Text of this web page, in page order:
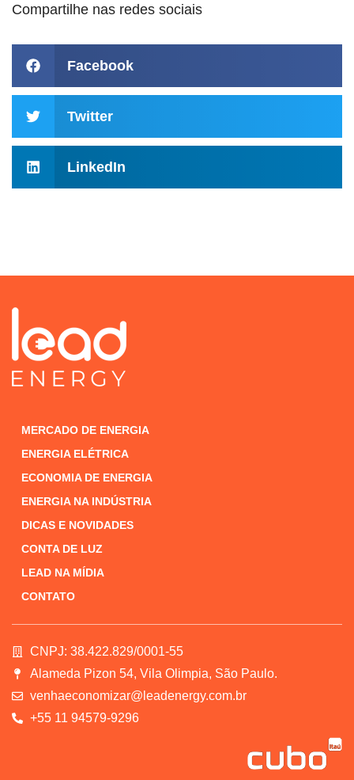
Compartilhe nas redes sociais
Facebook
Twitter
LinkedIn
MERCADO DE ENERGIA
ENERGIA ELÉTRICA
ECONOMIA DE ENERGIA
ENERGIA NA INDÚSTRIA
DICAS E NOVIDADES
CONTA DE LUZ
LEAD NA MÍDIA
CONTATO
CNPJ: 38.422.829/0001-55
Alameda Pizon 54, Vila Olimpia, São Paulo.
venhaeconomizar@leadenergy.com.br
+55 11 94579-9296